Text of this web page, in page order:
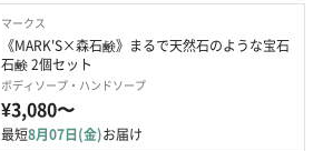
マークス
《MARK'S×森石鹸》まるで天然石のような宝石
石鹸 2個セット
ボディソープ・ハンドソープ
¥3,080〜
最短8月07日(金)お届け